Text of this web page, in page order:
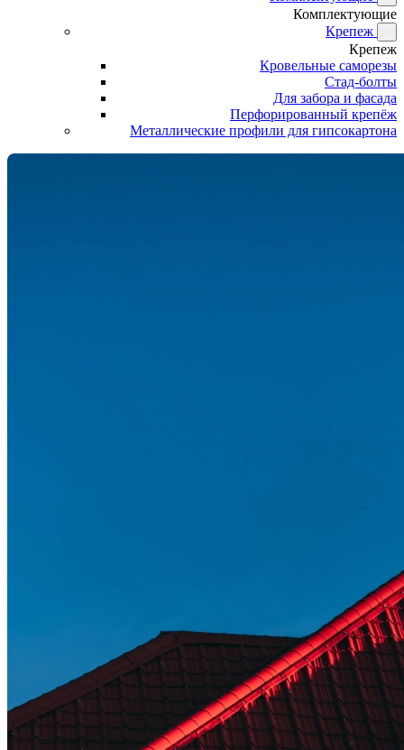
Комплектующие
Крепеж
Крепеж
Кровельные саморезы
Стад-болты
Для забора и фасада
Перфорированный крепёж
Металлические профили для гипсокартона